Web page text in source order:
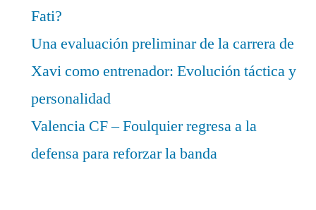
Fati?
Una evaluación preliminar de la carrera de
Xavi como entrenador: Evolución táctica y
personalidad
Valencia CF – Foulquier regresa a la
defensa para reforzar la banda